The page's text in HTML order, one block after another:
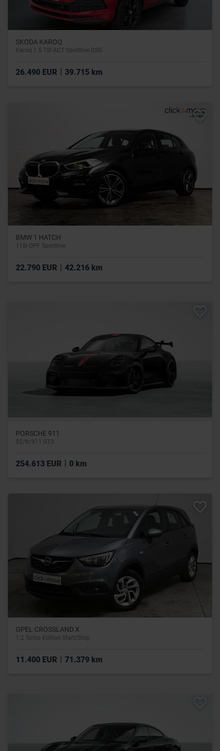
SKODA KAROQ
Karoq 1.5 TSI ACT Sportline DSG
26.490 EUR 39.715 km
BMW 1 HATCH
118i OPF Sportline
22.790 EUR | 42.216 km
PORSCHE 911
$$/fr/911 GT3
254.613 EUR 0 km
OPEL CROSSLAND X
1.2 Turbo Edition Start/Stop
11.400 EUR | 71.379 km